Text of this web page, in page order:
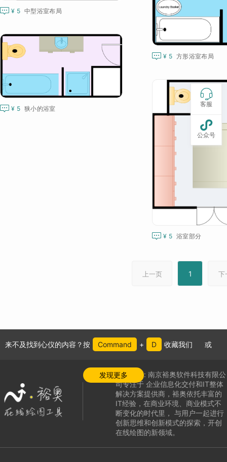
 ¥ 5 中型浴室布局
 ¥ 5 方形浴室布局
 ¥ 5 狭小的浴室
 ¥ 5 浴室部分
上一页 1 下
来不及找到心仪的内容？按 Command + D 收藏我们 或
发现更多公司介绍:南京裕奥软件科技有限公
司专注于 企业信息化交付和IT整体
解决方案提供商，裕奥依托丰富的
IT经验，在商业环境、商业模式不
断变化的时代里，
与用户一起进行
创新思维和创新模式的探索，开创
在线绘图的新领域。

客服

公众号